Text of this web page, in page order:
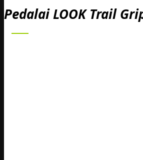
Pedalai LOOK Trail